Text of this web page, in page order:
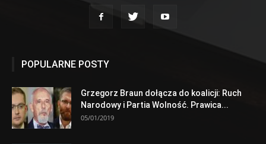
POPULARNE POSTY
Grzegorz Braun dołącza do koalicji: Ruch
Narodowy i Partia Wolność. Prawica...
05/01/2019